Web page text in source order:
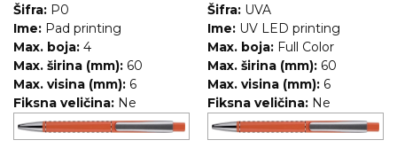
Šifra: P0
Ime: Pad printing
Max. boja: 4
Max. širina (mm): 60
Max. visina (mm): 6
Fiksna veličina: Ne
Šifra: UVA
Ime: UV LED printing
Max. boja: Full Color
Max. širina (mm): 60
Max. visina (mm): 6
Fiksna veličina: Ne